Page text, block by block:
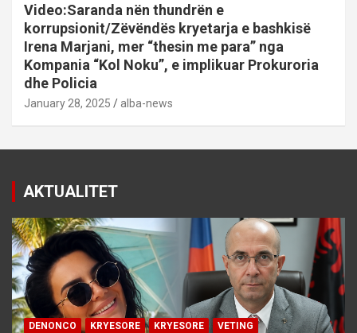
Video:Saranda nën thundrën e
korrupsionit/Zëvëndës kryetarja e bashkisë
Irena Marjani, mer “thesin me para” nga
Kompania “Kol Noku”, e implikuar Prokuroria
dhe Policia
January 28, 2025 alba-news
AKTUALITET
DENONCO KRYESORE KRYESORE VETING